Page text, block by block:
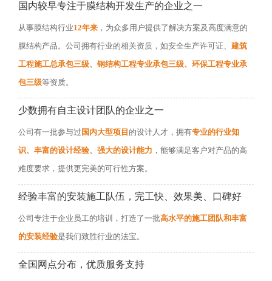
国内较早专注于膜结构开发生产的企业之一
从事膜结构行业12年来 ，为众多用户提供了解决方案及高度满意的
膜结构产品。公司拥有行业的相关资质，如安全生产许可证、 建筑
工程施工总承包三级、钢结构工程专业承包三级、环保工程专业承
包三级等资质。
少数拥有自主设计团队的企业之一
公司有一批参与过 国内大型项目 的设计人才，拥有专业的行业知
识、丰富的设计经验、强大的设计能力 ，能够满足客户对产品的高
难度要求，提供更完美的可行性方案。
经验丰富的安装施工队伍，完工快、效果美、口碑好
公司专注于企业员工的培训，打造了一批高水平的施工团队和丰富
的安装经验是我们致胜行业的法宝。
全国网点分布，优质服务支持